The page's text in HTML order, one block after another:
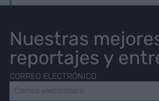
Nuestras
reportajes y
CORREO ELECTRÓNICO